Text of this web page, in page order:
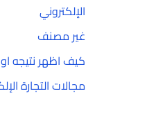
الإلكتروني
غير مصنف
كيف اظهر نتيجه
مجالات التجارة